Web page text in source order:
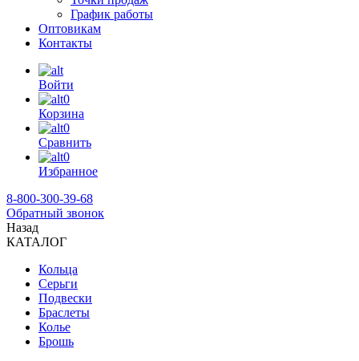
График работы
Оптовикам
Контакты
Войти
0
Корзина
0
Сравнить
0
Избранное
8-800-300-39-68
Обратный звонок
Назад
КАТАЛОГ
Кольца
Серьги
Подвески
Браслеты
Колье
Брошь